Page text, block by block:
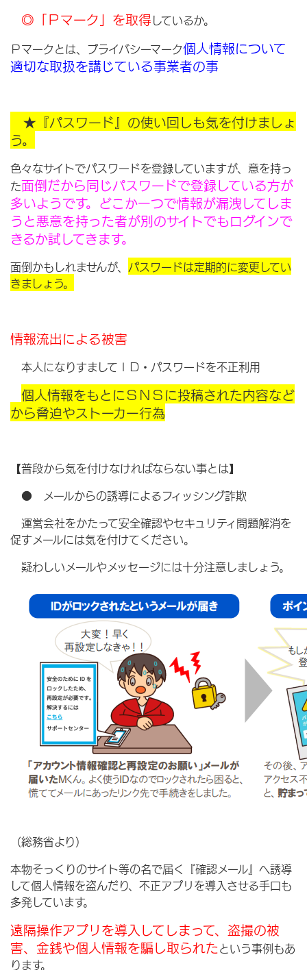
◎「Ｐマーク」を取得しているか。
Ｐマークとは、プライバシーマーク個人情報について
適切な取扱を講じている事業者の事
★『パスワード』の使い回しも気を付けましょ
う。
色々なサイトでパスワードを登録していますが、意を持っ
た面倒だから同じパスワードで登録している方が
多いようです。どこか一つで情報が漏洩してしま
うと悪意を持った者が別のサイトでもログインで
きるか試してきます。
面倒かもしれませんが、 パスワードは定期的に変更してい
きましょう。
情報流出による被害
本人になりすましてＩＤ・パスワードを不正利用
個人情報をもとにＳＮＳに投稿された内容など
から脅迫やストーカー行為
【普段から気を付けなければならない事とは】
● メールからの誘導によるフィッシング詐欺
運営会社をかたって安全確認やセキュリティ問題解消を
促すメールには気を付けてください。
疑わしいメールやメッセージには十分注意しましょう。
（総務省より）
本物そっくりのサイト等の名で届く『確認メール』へ誘導
して個人情報を盗んだり、不正アプリを導入させる手口も
多発しています。
遠隔操作アプリを導入してしまって、盗撮の被
害、金銭や個人情報を騙し取られたという事例もあ
ります。